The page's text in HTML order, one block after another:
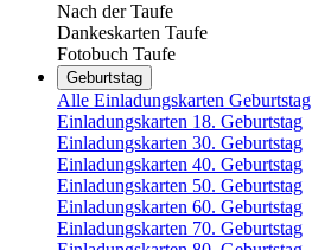
Nach der Taufe
Dankeskarten Taufe
Fotobuch Taufe
Geburtstag
Alle Einladungskarten Geburtstag
Einladungskarten 18. Geburtstag
Einladungskarten 30. Geburtstag
Einladungskarten 40. Geburtstag
Einladungskarten 50. Geburtstag
Einladungskarten 60. Geburtstag
Einladungskarten 70. Geburtstag